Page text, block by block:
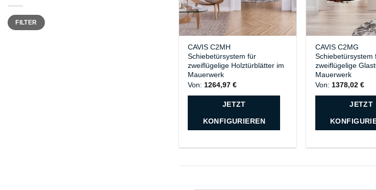
Min.
Preis
Max.
PreisFILTER
CAVIS C2MH
Schiebetürsystem für
zweiflügelige Holztürblätter im
Mauerwerk
Von: 1264,97€
JETZT
KONFIGURIEREN
CAVIS C2MG
Schiebetürsystem
zweiflügelige
Mauerwerk
Von: 1378,02 €
JETZT